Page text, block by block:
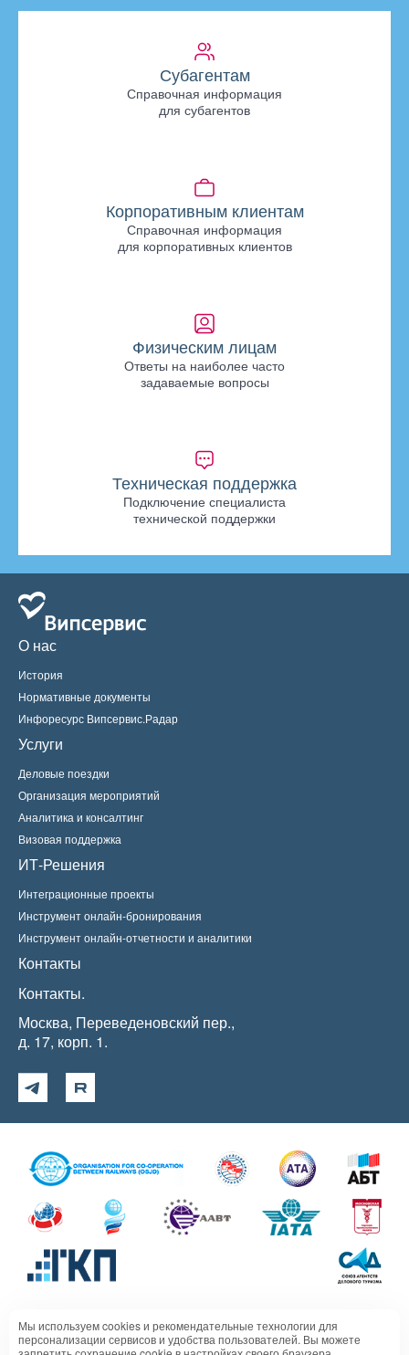
Субагентам
Справочная информация
для субагентов
Корпоративным клиентам
Справочная информация
для корпоративных клиентов
Физическим лицам
Ответы на наиболее часто
задаваемые вопросы
Техническая поддержка
Подключение специалиста
технической поддержки
О нас
История
Нормативные документы
Инфоресурс Випсервис.Радар
Услуги
Деловые поездки
Организация мероприятий
Аналитика и консалтинг
Визовая поддержка
ИТ-Решения
Интеграционные проекты
Инструмент онлайн-бронирования
Инструмент онлайн-отчетности и аналитики
Контакты
Контакты.
Москва, Переведеновский пер.,
д. 17, корп. 1.
Политика в отношении обработки персональных данных
Мы используем cookies и рекомендательные технологии для
персонализации сервисов и удобства пользователей. Вы можете